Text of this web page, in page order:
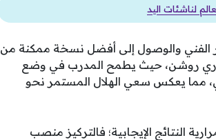
لناشئات اليد
الفني والوصول إلى أفضل نسخة ممكنة من
دوري روشن، حيث يطمح المدرب في وضع
مما يعكس سعي الهلال المستمر نحو
النتائج الإيجابية؛ فالتركيز منصب